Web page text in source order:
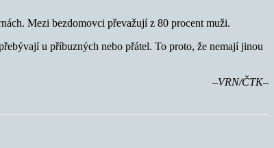
Mezi bezdomovci převažují z 80 procent muži.
u příbuzných nebo přátel. To proto, že nemají jinou
–VRN/ČTK–